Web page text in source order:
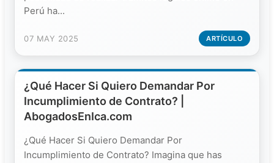
Perú ha...
07 MAY 2025 ARTÍCULO
¿Qué Hacer Si Quiero Demandar Por
Incumplimiento de Contrato? |
AbogadosEnIca.com
¿Qué Hacer Si Quiero Demandar Por
Incumplimiento de Contrato? Imagina que has